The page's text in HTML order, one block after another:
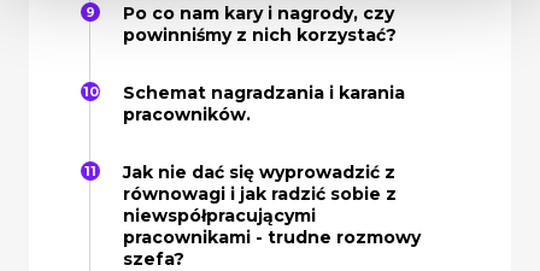
Po co nam kary i nagrody, czy
powinniśmy z nich korzystać?
Schemat nagradzania i karania
pracowników.
Jak nie dać się wyprowadzić z
równowagi i jak radzić sobie z
niewspółpracującymi
pracownikami - trudne rozmowy
szefa?